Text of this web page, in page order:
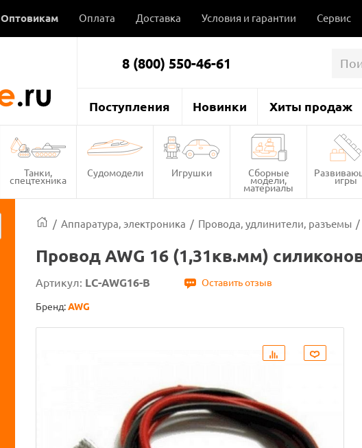
Оптовикам Оплата Доставка Условия и гарантии Сервис
8 (800) 550-46-61
Поступления Новинки Хиты продаж
Танки,
спецтехника
Судомодели Игрушки Сборные
модели,
материалы
игры
/ Аппаратура, электроника / Провода, удлинители, разъемы /
Провод AWG 16 (1,31кв.мм)
Артикул: LC-AWG16-B Оставить отзыв
Бренд:AWG